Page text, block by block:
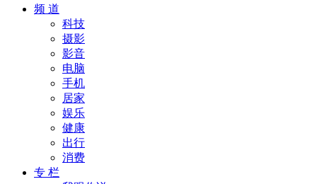
频 道
科技
摄影
影音
电脑
手机
居家
娱乐
健康
出行
消费
专 栏